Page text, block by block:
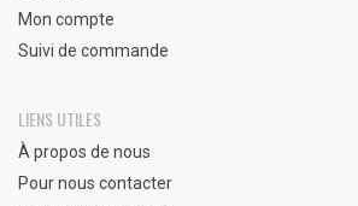
Mon compte
Suivi de commande
LIENS UTILES
À propos de nous
Pour nous contacter